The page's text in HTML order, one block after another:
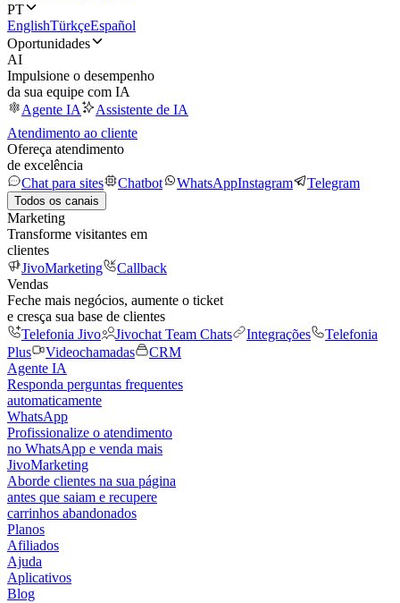
PT
EnglishTürkçeEspañol
Oportunidades
AI
Impulsione o desempenho
da sua equipe com IA
Agente IA
Assistente de IA
Atendimento ao cliente
Ofereça atendimento
de excelência
Chat para sites
Chatbot WhatsAppInstagram Telegram
Todos os canais
Marketing
Transforme visitantes em
clientes
JivoMarketing
Callback
Vendas
Feche mais negócios, aumente o ticket
e cresça sua base de clientes
Telefonia Jivo
Jivochat Team Chats Integrações
Telefonia
Plus
Videochamadas
CRM
Agente IA
Responda perguntas frequentes
automaticamente
WhatsApp
Profissionalize o atendimento
no WhatsApp e venda mais
JivoMarketing
Aborde clientes na sua página
antes que saiam e recupere
carrinhos abandonados
Planos
Afiliados
Ajuda
Aplicativos
Blog